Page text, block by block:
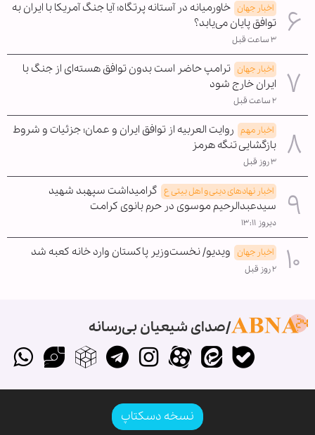
اخبار جهان خاورمیانه در آستانه پرتگاه؛ آیا جنگ آمریکا با ایران به
توافق پایان می‌یابد؟
۳ ساعت قبل
اخبار جهان ترامپ حاضر است بدون توافق هسته‌ای از جنگ با
ایران خارج شود
۲ ساعت قبل
اخبار مهم روایت العربیه از توافق ایران و عمان؛ جزئیات و شروط
بازگشایی تنگه هرمز
۳ روز قبل
اخبار نهادهای دینی و اهل بیتی ع گرامیداشت سپهبد شهید
سیدعبدالرحیم موسوی در حرم بانوی کرامت
دیروز ۱۳:۱۱
اخبار جهان ویدیو/ نخست‌وزیر پاکستان وارد خانه کعبه شد
۲ روز قبل
صدای شیعیان بی‌رسانه
نسخه دسکتاپ